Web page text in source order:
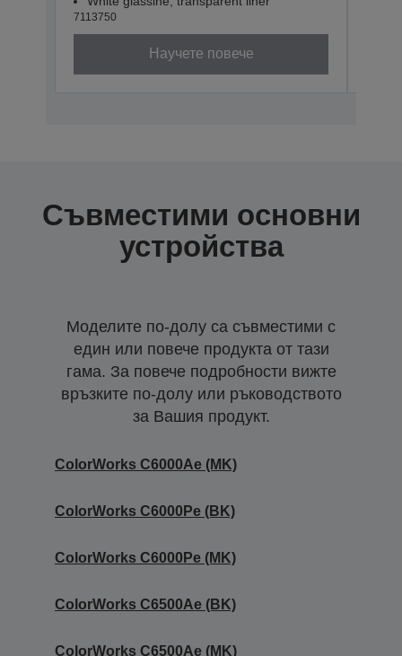
7113750
Научете повече
Съвместими основни
устройства
Моделите по-долу са съвместими с
един или повече продукта от тази
гама. За повече подробности вижте
връзките по-долу или ръководството
за Вашия продукт.
ColorWorks C6000Ae (MK)
ColorWorks C6000Pe (BK)
ColorWorks C6000Pe (MK)
ColorWorks C6500Ae (BK)
ColorWorks C6500Ae (MK)